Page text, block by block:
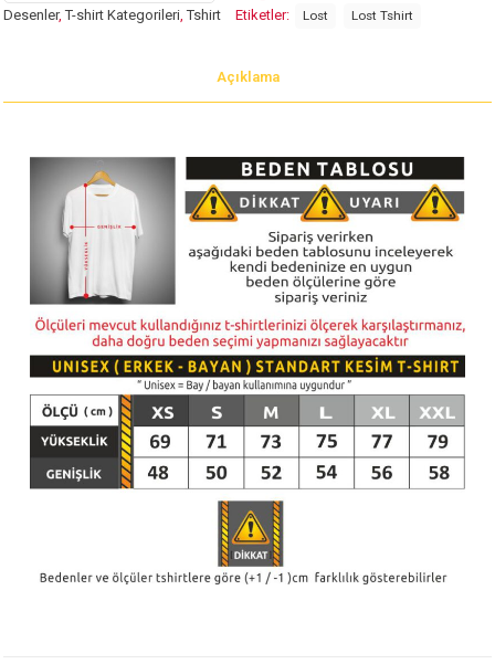
Desenler,T-shirt Kategorileri ,Tshirt Etiketler: Lost Lost Tshirt
Açıklama